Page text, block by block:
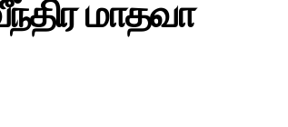
மாதவா